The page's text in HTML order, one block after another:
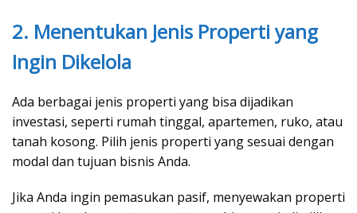
2. Menentukan Jenis Properti yang
Ingin Dikelola
Ada berbagai jenis properti yang bisa dijadikan
investasi, seperti rumah tinggal, apartemen, ruko, atau
tanah kosong. Pilih jenis properti yang sesuai dengan
modal dan tujuan bisnis Anda.
Jika Anda ingin pemasukan pasif, menyewakan properti